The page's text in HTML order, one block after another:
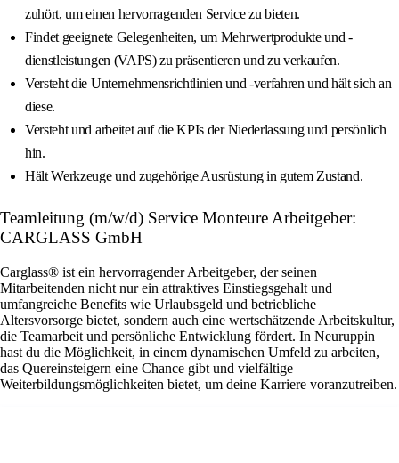
zuhört, um einen hervorragenden Service zu bieten.
Findet geeignete Gelegenheiten, um Mehrwertprodukte und -
dienstleistungen (VAPS) zu präsentieren und zu verkaufen.
Versteht die Unternehmensrichtlinien und -verfahren und hält sich an
diese.
Versteht und arbeitet auf die KPIs der Niederlassung und persönlich
hin.
Hält Werkzeuge und zugehörige Ausrüstung in gutem Zustand.
Teamleitung (m/w/d) Service Monteure Arbeitgeber:
CARGLASS GmbH
Carglass® ist ein hervorragender Arbeitgeber, der seinen
Mitarbeitenden nicht nur ein attraktives Einstiegsgehalt und
umfangreiche Benefits wie Urlaubsgeld und betriebliche
Altersvorsorge bietet, sondern auch eine wertschätzende Arbeitskultur,
die Teamarbeit und persönliche Entwicklung fördert. In Neuruppin
hast du die Möglichkeit, in einem dynamischen Umfeld zu arbeiten,
das Quereinsteigern eine Chance gibt und vielfältige
Weiterbildungsmöglichkeiten bietet, um deine Karriere voranzutreiben.